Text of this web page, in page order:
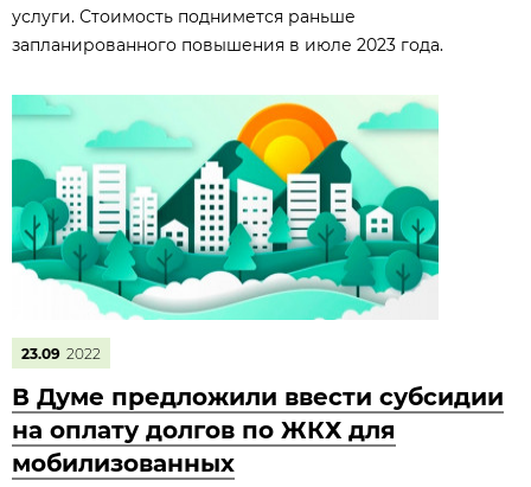
услуги. Стоимость поднимется раньше
запланированного повышения в июле 2023 года.
23.09 2022
В Думе предложили ввести субсидии
на оплату долгов по ЖКХ для
мобилизованных